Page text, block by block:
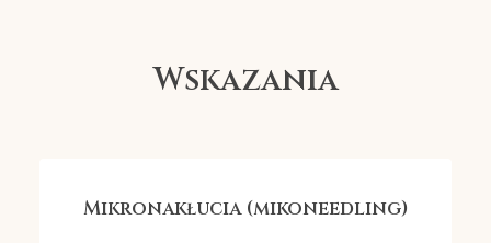
Wskazania
Mikronakłucia (mikoneedling)